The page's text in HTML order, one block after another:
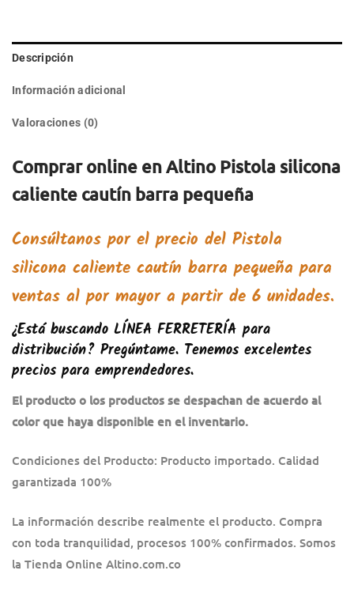
Descripción
Información adicional
Valoraciones (0)
Comprar online en Altino Pistola silicona
caliente cautín barra pequeña
Consúltanos por el precio del Pistola
silicona caliente cautín barra pequeña para
ventas al por mayor a partir de 6 unidades.
¿Está buscando LÍNEA FERRETERÍA para
distribución? Pregúntame. Tenemos excelentes
precios para emprendedores.
El producto o los productos se despachan de acuerdo al
color que haya disponible en el inventario.
Condiciones del Producto: Producto importado. Calidad
garantizada 100%
La información describe realmente el producto. Compra
con toda tranquilidad, procesos 100% confirmados. Somos
la Tienda Online Altino.com.co